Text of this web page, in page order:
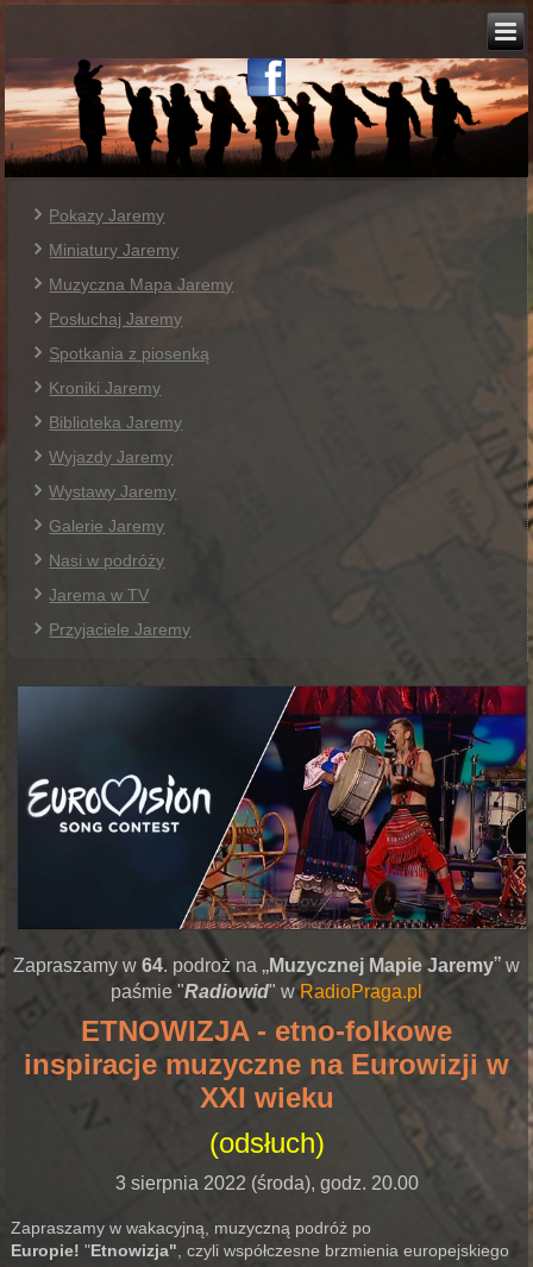
Pokazy Jaremy
Miniatury Jaremy
Muzyczna Mapa Jaremy
Posłuchaj Jaremy
Spotkania z piosenką
Kroniki Jaremy
Biblioteka Jaremy
Wyjazdy Jaremy
Wystawy Jaremy
Galerie Jaremy
Nasi w podróży
Jarema w TV
Przyjaciele Jaremy
Zapraszamy w 64. podroż na „Muzycznej Mapie Jaremy” w
paśmie "Radiowid" wRadioPraga.pl
ETNOWIZJA - etno-folkowe
inspiracje muzyczne na Eurowizji w
XXI wieku
(odsłuch)
3 sierpnia 2022 (środa), godz. 20.00
Zapraszamy w wakacyjną, muzyczną podróż po
Europie! "Etnowizja" , czyli współczesne brzmienia europejskiego